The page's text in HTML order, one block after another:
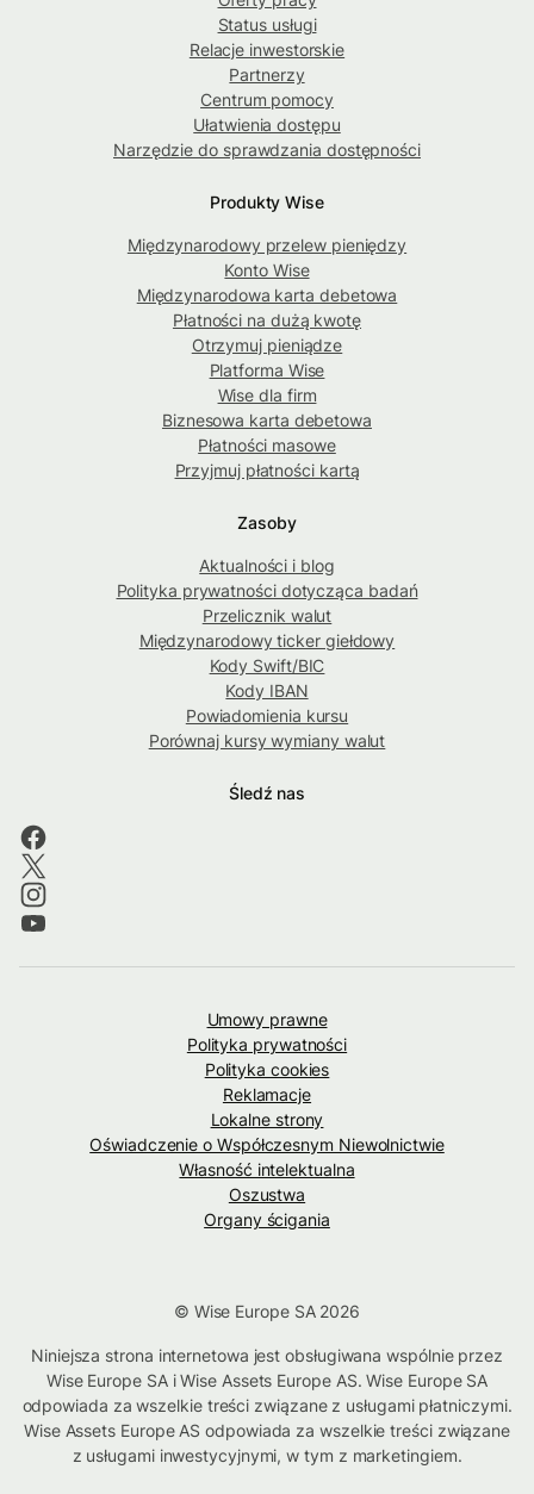
Status usługi
Relacje inwestorskie
Partnerzy
Centrum pomocy
Ułatwienia dostępu
Narzędzie do sprawdzania dostępności
Produkty Wise
Międzynarodowy przelew pieniędzy
Konto Wise
Międzynarodowa karta debetowa
Płatności na dużą kwotę
Otrzymuj pieniądze
Platforma Wise
Wise dla firm
Biznesowa karta debetowa
Płatności masowe
Przyjmuj płatności kartą
Zasoby
Aktualności i blog
Polityka prywatności dotycząca badań
Przelicznik walut
Międzynarodowy ticker giełdowy
Kody Swift/BIC
Kody IBAN
Powiadomienia kursu
Porównaj kursy wymiany walut
Śledź nas
Umowy prawne
Polityka prywatności
Polityka cookies
Reklamacje
Lokalne strony
Oświadczenie o Współczesnym Niewolnictwie
Własność intelektualna
Oszustwa
Organy ścigania
© Wise Europe SA 2026
Niniejsza strona internetowa jest obsługiwana wspólnie przez
Wise Europe SA i Wise Assets Europe AS. Wise Europe SA
odpowiada za wszelkie treści związane z usługami płatniczymi.
Wise Assets Europe AS odpowiada za wszelkie treści związane
z usługami inwestycyjnymi, w tym z marketingiem.